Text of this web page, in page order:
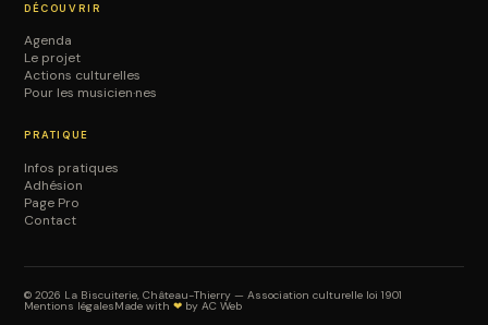
DÉCOUVRIR
Agenda
Le projet
Actions culturelles
Pour les musicien·nes
PRATIQUE
Infos pratiques
Adhésion
Page Pro
Contact
© 2026 La Biscuiterie, Château-Thierry — Association culturelle loi 1901
Mentions légalesMade with❤ by AC Web